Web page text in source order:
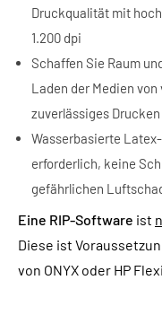
Druckqualität mit
1.200 dpi
Schaffen Sie Raum
Laden der Medien
zuverlässiges
Wasserbasierte
erforderlich, keine
gefährlichen
Eine RIP-Software ist
Diese ist
von ONYX oder HP